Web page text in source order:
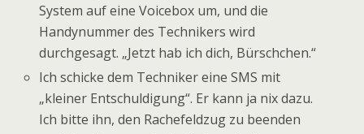
System auf eine Voicebox um, und die
Handynummer des Technikers wird
durchgesagt. „Jetzt hab ich dich, Bürschchen.“
Ich schicke dem Techniker eine SMS mit
„kleiner Entschuldigung“. Er kann ja nix dazu.
Ich bitte ihn, den Rachefeldzug zu beenden